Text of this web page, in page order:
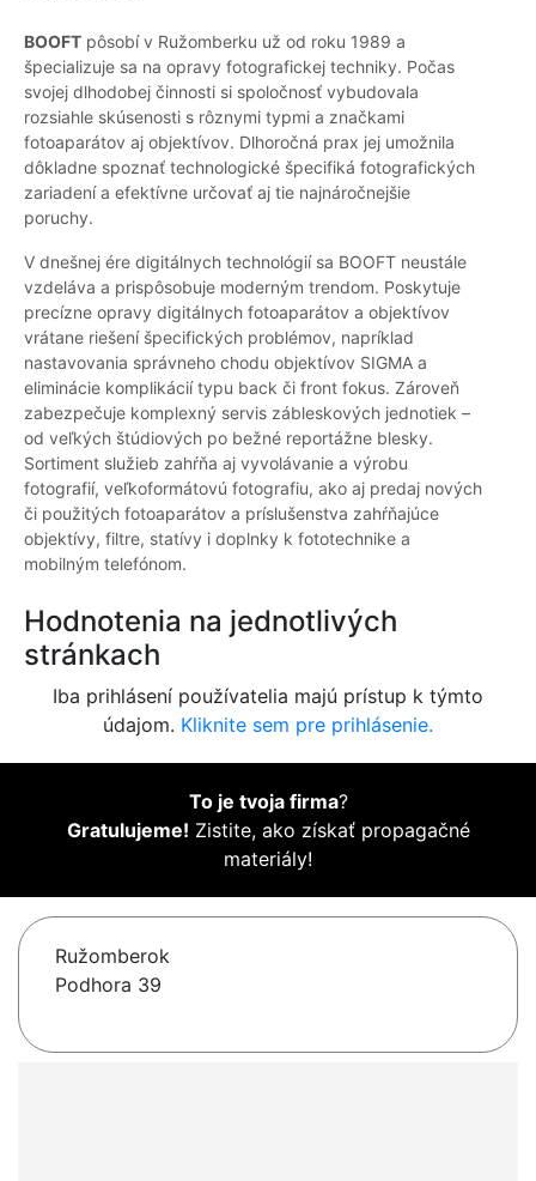
BOOFT pôsobí v Ružomberku už od roku 1989 a
špecializuje sa na opravy fotografickej techniky. Počas
svojej dlhodobej činnosti si spoločnosť vybudovala
rozsiahle skúsenosti s rôznymi typmi a značkami
fotoaparátov aj objektívov. Dlhoročná prax jej umožnila
dôkladne spoznať technologické špecifiká fotografických
zariadení a efektívne určovať aj tie najnáročnejšie
poruchy.
V dnešnej ére digitálnych technológií sa BOOFT neustále
vzdeláva a prispôsobuje moderným trendom. Poskytuje
precízne opravy digitálnych fotoaparátov a objektívov
vrátane riešení špecifických problémov, napríklad
nastavovania správneho chodu objektívov SIGMA a
eliminácie komplikácií typu back či front fokus. Zároveň
zabezpečuje komplexný servis zábleskových jednotiek –
od veľkých štúdiových po bežné reportážne blesky.
Sortiment služieb zahŕňa aj vyvolávanie a výrobu
fotografií, veľkoformátovú fotografiu, ako aj predaj nových
či použitých fotoaparátov a príslušenstva zahŕňajúce
objektívy, filtre, statívy i doplnky k fototechnike a
mobilným telefónom.
Hodnotenia na jednotlivých
stránkach
Iba prihlásení používatelia majú prístup k týmto
údajom. Kliknite sem pre prihlásenie.
To je tvoja firma?
Gratulujeme! Zistite, ako získať propagačné
materiály!
Ružomberok
Podhora 39